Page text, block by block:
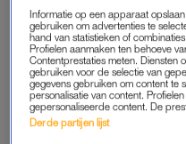
LEES
Krijg
artikelen
Informatie op een apparaat
gebruiken om advertenties te
hand van statistieken of
Profielen aanmaken ten behoeve
Contentprestaties meten. Diensten
gebruiken voor de selectie van
gegevens gebruiken om content te
personalisatie van content.
gepersonaliseerde content. De
Derde partijen lijst